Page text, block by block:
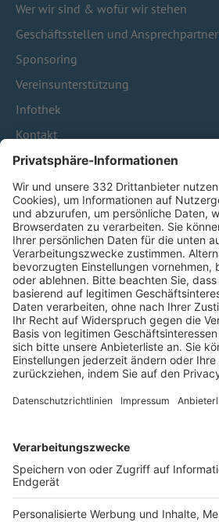
Wer wir sind & wofür wir stehen
Geschäftsstellen und Ansprechpartner
Sponsoring
Vereinsunterstützung
Infothek
Kontakt
HÄUFIG BESUCHTE SEITEN
Pässe und Vereinswechsel
Trainerausbildung
Schulungsangebot Vereinsmitarbeiter
BFV-Geschäftsstellen
Trainerbörse
Login SpielPlus
FOLGE DEM BFV
TOP-VEREINE